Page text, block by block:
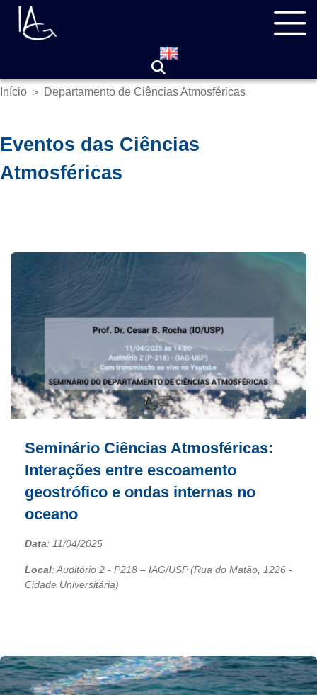
Pular
para
Trilha
Início > Departamento de Ciências Atmosféricas
Eventos das Ciências
Atmosféricas
Seminário Ciências Atmosféricas:
Interações entre escoamento
geostrófico e ondas internas no
oceano
Data: 11/04/2025
Local: Auditório 2 - P218 – IAG/USP (Rua do Matão, 1226 -
Cidade Universitária)